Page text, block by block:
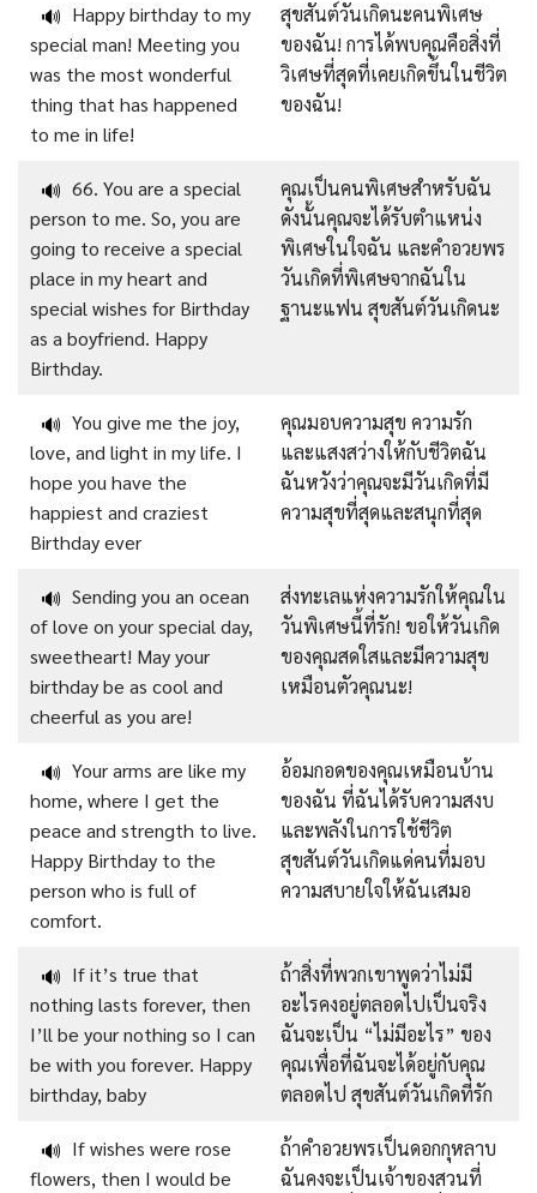
🔊 Happy birthday to my
special man! Meeting you
was the most wonderful
thing that has happened
to me in life!
สุขสันต์วันเกิดนะคนพิเศษ
ของฉัน! การได้พบคุณคือสิ่งที่
วิเศษที่สุดที่เคยเกิดขึ้นในชีวิต
ของฉัน!
🔊 66. You are a special
person to me. So, you are
going to receive a special
place in my heart and
special wishes for Birthday
as a boyfriend. Happy
Birthday.
คุณเป็นคนพิเศษสำหรับฉัน
ดังนั้นคุณจะได้รับตำแหน่ง
พิเศษในใจฉัน และคำอวยพร
วันเกิดที่พิเศษจากฉันใน
ฐานะแฟน สุขสันต์วันเกิดนะ
🔊 You give me the joy,
love, and light in my life. I
hope you have the
happiest and craziest
Birthday ever
คุณมอบความสุข ความรัก
และแสงสว่างให้กับชีวิตฉัน
ฉันหวังว่าคุณจะมีวันเกิดที่มี
ความสุขที่สุดและสนุกที่สุด
🔊 Sending you an ocean
of love on your special day,
sweetheart! May your
birthday be as cool and
cheerful as you are!
ส่งทะเลแห่งความรักให้คุณใน
วันพิเศษนี้ที่รัก! ขอให้วันเกิด
ของคุณสดใสและมีความสุข
เหมือนตัวคุณนะ!
🔊 Your arms are like my
home, where I get the
peace and strength to live.
Happy Birthday to the
person who is full of
comfort.
อ้อมกอดของคุณเหมือนบ้าน
ของฉัน ที่ฉันได้รับความสงบ
และพลังในการใช้ชีวิต
สุขสันต์วันเกิดแด่คนที่มอบ
ความสบายใจให้ฉันเสมอ
🔊 If it’s true that
nothing lasts forever, then
I’ll be your nothing so I can
be with you forever. Happy
birthday, baby
ถ้าสิ่งที่พวกเขาพูดว่าไม่มี
อะไรคงอยู่ตลอดไปเป็นจริง
ฉันจะเป็น “ไม่มีอะไร” ของ
คุณเพื่อที่ฉันจะได้อยู่กับคุณ
ตลอดไป สุขสันต์วันเกิดที่รัก
🔊 If wishes were rose
flowers, then I would be
ถ้าคำอวยพรเป็นดอกกุหลาบ
ฉันคงจะเป็นเจ้าของสวนที่